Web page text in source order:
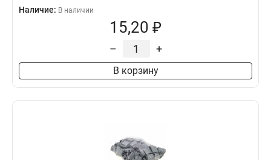
Наличие: В наличии
15,20 ₽
– +
В корзину